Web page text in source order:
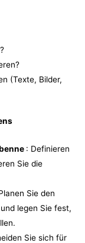
(Texte, Bilder,
: Definieren
Sie die
Sie den
legen Sie fest,
Sie sich für